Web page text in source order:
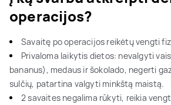
operacijos?
Savaitę po operacijos reikėtų vengti
Privaloma laikytis dietos: nevalgyti
bananus), medaus ir šokolado, negerti
sulčių, patartina valgyti minkštą maistą.
2 savaites negalima rūkyti, reikia